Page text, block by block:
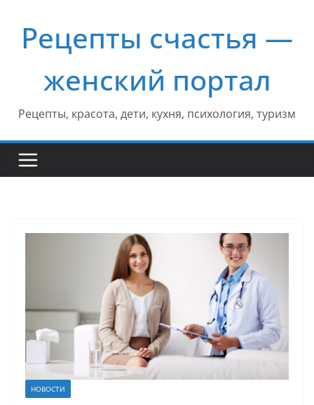
содержимому
Рецепты счастья —
женский портал
Рецепты, красота, дети, кухня, психология, туризм
НОВОСТИ